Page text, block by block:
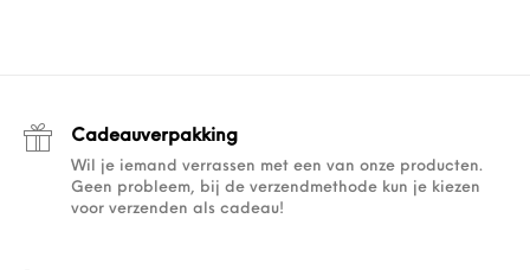
Cadeauverpakking
Wil je iemand verrassen met een van onze producten.
Geen probleem, bij de verzendmethode kun je kiezen
voor verzenden als cadeau!